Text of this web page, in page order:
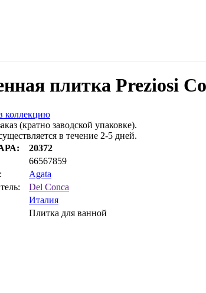
плитка Preziosi
коллекцию
(кратно заводской упаковке).
в течение 2-5 дней.
20372
66567859
Agata
Del Conca
Италия
Плитка для ванной